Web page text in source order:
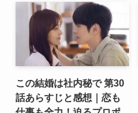
この結婚は社内秘で 第30
話あらすじと感想｜恋も